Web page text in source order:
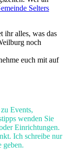
Selters
ihr alles, was das
noch
euch mit auf
Events,
wenden Sie
Einrichtungen.
Ich schreibe nur
geben.